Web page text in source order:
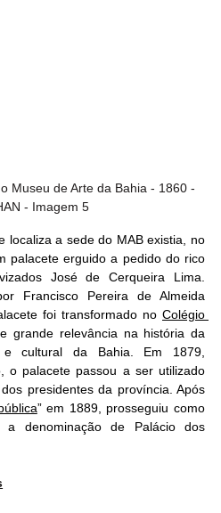
Museu de Arte da Bahia - 1860 -
- Imagem 5
localiza a sede do MAB existia, no
palacete erguido a pedido do rico
José de Cerqueira Lima.
Francisco Pereira de Almeida
foi transformado no Colégio
grande relevância na história da
e cultural da Bahia. Em 1879,
o palacete passou a ser utilizado
presidentes da província. Após
” em 1889, prosseguiu como
a denominação de Palácio dos